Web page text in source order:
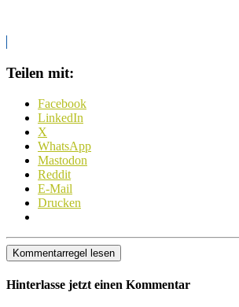
Teilen mit:
Facebook
LinkedIn
X
WhatsApp
Mastodon
Reddit
E-Mail
Drucken
Kommentarregel lesen
Hinterlasse jetzt einen Kommentar